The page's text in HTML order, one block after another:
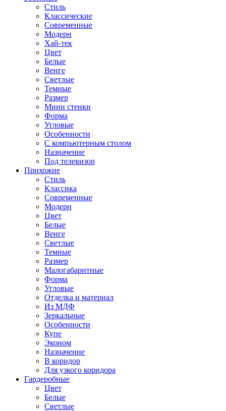
Стиль
Классические
Современные
Модерн
Хай-тек
Цвет
Белые
Венге
Светлые
Темные
Размер
Мини стенки
Форма
Угловые
Особенности
С компьютерным столом
Назначение
Под телевизор
Прихожие
Стиль
Классика
Современные
Модерн
Цвет
Белые
Венге
Светлые
Темные
Размер
Малогабаритные
Форма
Угловые
Отделка и материал
Из МДФ
Зеркальные
Особенности
Купе
Эконом
Назначение
В коридор
Для узкого коридора
Гардеробные
Цвет
Белые
Светлые